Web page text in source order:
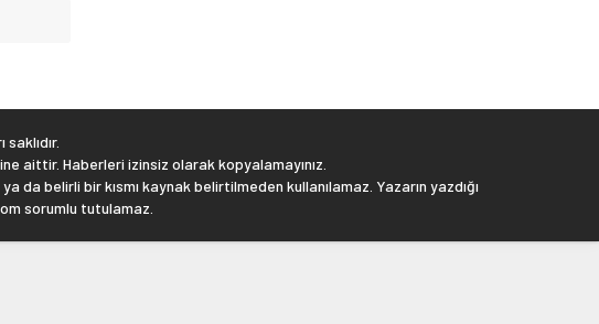
aittir. Haberleri izinsiz olarak kopyalamayınız.
da belirli bir kısmı kaynak belirtilmeden kullanılamaz. Yazarın yazdığı
sorumlu tutulamaz.